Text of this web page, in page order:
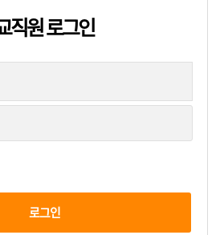
직원 로그인
로그인